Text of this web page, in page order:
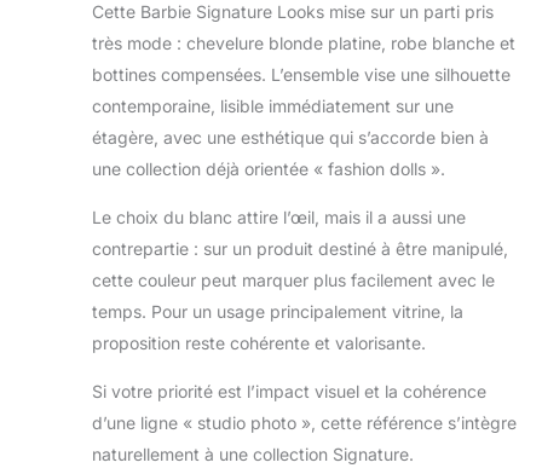
prête à prendre la
pose devant
l’objectif et à briller
sur les réseaux
poupée Barbie
Looks présente
et de beaux
cheveux blonds
ondulés aux
reflets platine. Sa
tenue haut de
gamme inclut des
compensées et
une robe blanche
aux manches
Cette Barbie Signature Looks mise sur un parti pris
très mode : chevelure blonde platine, robe blanche et
bottines compensées. L’ensemble vise une silhouette
contemporaine, lisible immédiatement sur une
étagère, avec une esthétique qui s’accorde bien à
une collection déjà orientée « fashion dolls ».
Le choix du blanc attire l’œil, mais il a aussi une
contrepartie : sur un produit destiné à être manipulé,
cette couleur peut marquer plus facilement avec le
temps. Pour un usage principalement vitrine, la
proposition reste cohérente et valorisante.
Si votre priorité est l’impact visuel et la cohérence
d’une ligne « studio photo », cette référence s’intègre
naturellement à une collection Signature.